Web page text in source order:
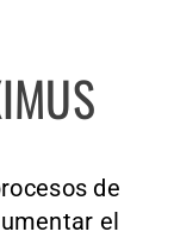
de
el